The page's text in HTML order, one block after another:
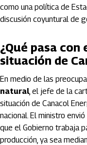
como una política de
discusión coyuntural de
¿Qué pasa
situación de
En medio de las
natural, el jefe de la
situación de Canacol
nacional. El ministro
que el Gobierno trabaja
producción, ya sea